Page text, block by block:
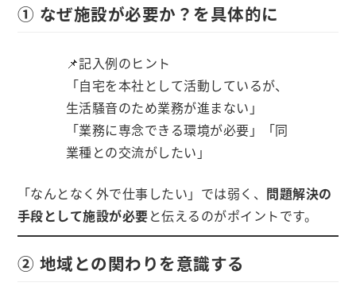
① なぜ施設が必要か？を具体的に
📌記入例のヒント
「自宅を本社として活動しているが、
生活騒音のため業務が進まない」
「業務に専念できる環境が必要」「同
業種との交流がしたい」
「なんとなく外で仕事したい」では弱く、 問題解決の
手段として施設が必要と伝えるのがポイントです。
② 地域との関わりを意識する